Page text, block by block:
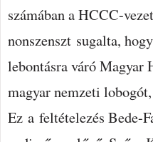
számában a HCCC-
nonszenszt sugalta,
lebontásra váró Magyar
magyar nemzeti
Ez a feltételezés Bede-